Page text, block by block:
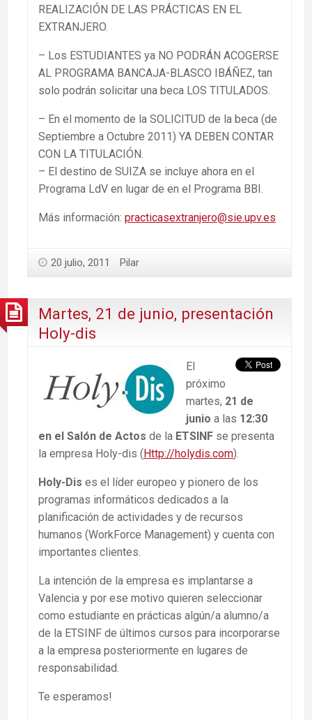
REALIZACIÓN DE LAS PRÁCTICAS EN EL
EXTRANJERO.
– Los ESTUDIANTES ya NO PODRÁN ACOGERSE
AL PROGRAMA BANCAJA-BLASCO IBÁÑEZ, tan
solo podrán solicitar una beca LOS TITULADOS.
– En el momento de la SOLICITUD de la beca (de
Septiembre a Octubre 2011) YA DEBEN CONTAR
CON LA TITULACIÓN.
– El destino de SUIZA se incluye ahora en el
Programa LdV en lugar de en el Programa BBI.
Más información: practicasextranjero@sie.upv.es
20 julio, 2011 Pilar
Martes, 21 de junio, presentación
Holy-dis
El
próximo
martes, 21 de
junio a las 12:30
en el Salón de Actos de la ETSINF se presenta
la empresa Holy-dis (Http://holydis.com).
Holy-Dis es el líder europeo y pionero de los
programas informáticos dedicados a la
planificación de actividades y de recursos
humanos (WorkForce Management) y cuenta con
importantes clientes.
La intención de la empresa es implantarse a
Valencia y por ese motivo quieren seleccionar
como estudiante en prácticas algún/a alumno/a
de la ETSINF de últimos cursos para incorporarse
a la empresa posteriormente en lugares de
responsabilidad.
Te esperamos!